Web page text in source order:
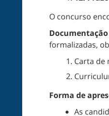
O concurso
formalizadas,
Carta de
Forma de
As